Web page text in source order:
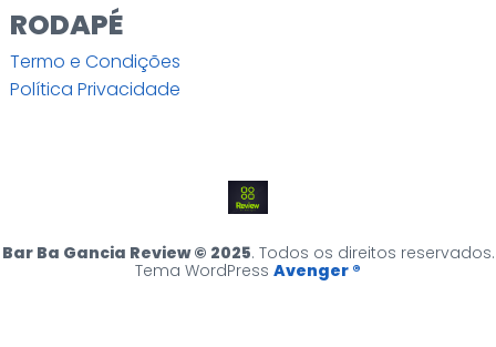
RODAPÉ
Termo e Condições
Política Privacidade
Bar Ba Gancia Review © 2025. Todos os direitos reservados.
Tema WordPress Avenger ®